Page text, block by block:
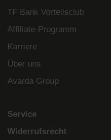
TF Bank Vorteilsclub
Affiliate-Programm
Karriere
Über uns
Avarda Group
Service
Widerrufsrecht